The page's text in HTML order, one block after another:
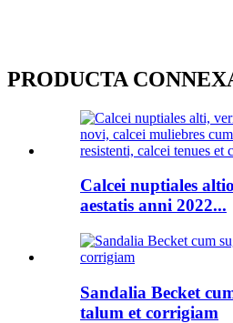
PRODUCTA
Calcei nuptiales
aestatis anni 2022...
Sandalia Becket
talum et corrigiam